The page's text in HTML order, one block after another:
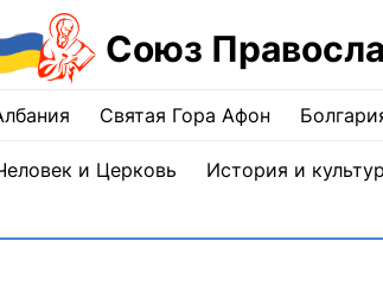
Союз
Святая Гора Афон
и Церковь История и